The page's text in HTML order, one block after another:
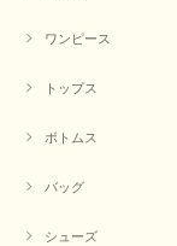
ワンピース
トップス
ボトムス
バッグ
シューズ